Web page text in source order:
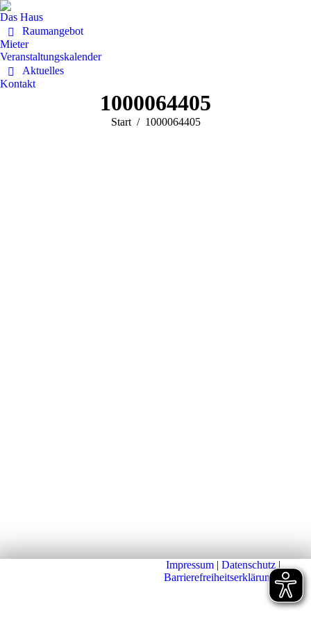
Das Haus
Raumangebot
Mieter
Veranstaltungskalender
Aktuelles
Kontakt
1000064405
Sie befinden sich hier:
Start 1000064405
Impressum | Datenschutz|
Barrierefreiheitserklärung |